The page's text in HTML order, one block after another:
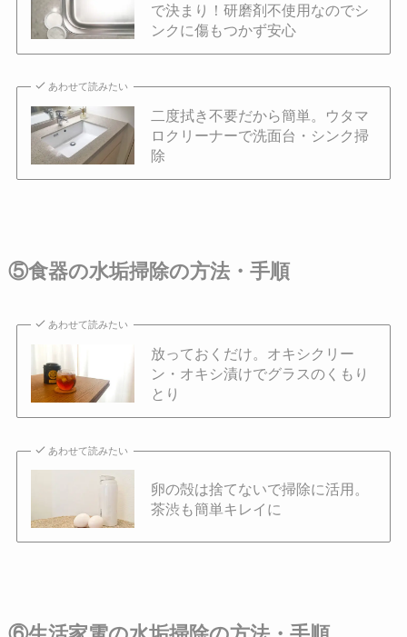
で決まり！研磨剤不使用なのでシ
ンクに傷もつかず安心
あわせて読みたい
二度拭き不要だから簡単。ウタマ
ロクリーナーで洗面台・シンク掃
除
⑤食器の水垢掃除の方法・手順
あわせて読みたい
放っておくだけ。オキシクリー
ン・オキシ漬けでグラスのくもり
とり
あわせて読みたい
卵の殻は捨てないで掃除に活用。
茶渋も簡単キレイに